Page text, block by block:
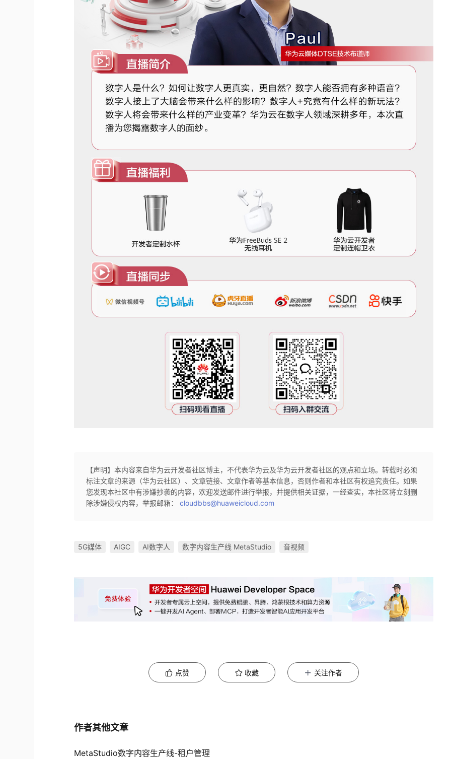
【声明】本内容来自华为云开发者社区博主，不代表华为云及华为云开发者社区的观点和立场。转载时必须
标注文章的来源（华为云社区）、文章链接、文章作者等基本信息，否则作者和本社区有权追究责任。如果
您发现本社区中有涉嫌抄袭的内容，欢迎发送邮件进行举报，并提供相关证据，一经查实，本社区将立刻删
除涉嫌侵权内容，举报邮箱：cloudbbs@huaweicloud.com
5G媒体 AIGC AI数字人 数字内容生产线 MetaStudio 音视频
点赞 收藏 关注作者
作者其他文章
MetaStudio数字内容生产线-租户管理